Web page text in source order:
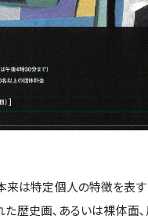
来は特定個人の特徴を表
歴史画､あるいは裸体